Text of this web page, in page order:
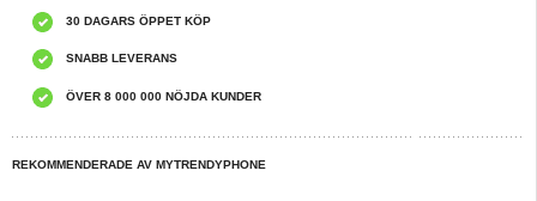
30 DAGARS ÖPPET KÖP
SNABB LEVERANS
ÖVER 8 000 000 NÖJDA KUNDER
REKOMMENDERADE AV MYTRENDYPHONE